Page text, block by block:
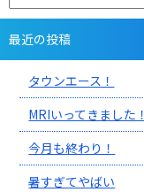
最近の投稿
タウンエース！
MRIいってきました！
今月も終わり！
暑すぎてやばい